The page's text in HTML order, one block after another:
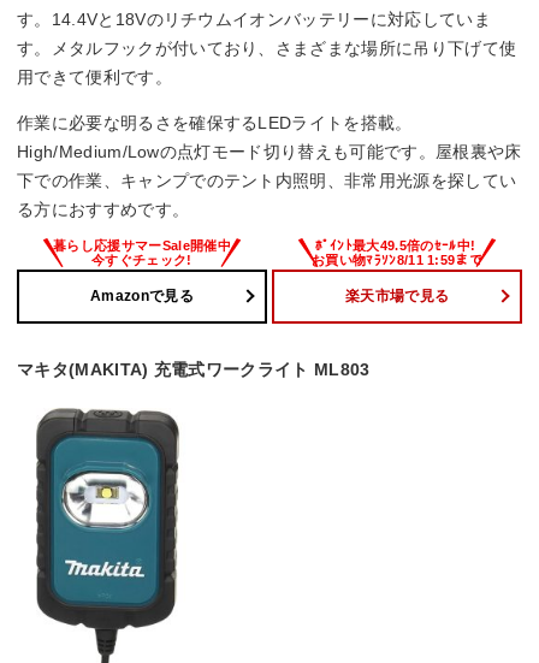
す。14.4Vと18Vのリチウムイオンバッテリーに対応していま
す。メタルフックが付いており、さまざまな場所に吊り下げて使
用できて便利です。
作業に必要な明るさを確保するLEDライトを搭載。
High/Medium/Lowの点灯モード切り替えも可能です。屋根裏や床
下での作業、キャンプでのテント内照明、非常用光源を探してい
る方におすすめです。
Amazonで見る 楽天市場で見る
マキタ(MAKITA) 充電式ワークライト ML803